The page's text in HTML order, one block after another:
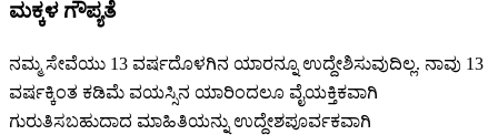
ಮಕ್ಕಳ ಗೌಪ್ಯತೆ
ನಮ್ಮ ಸೇವೆಯು 13 ವರ್ಷದೊಳಗಿನ ಯಾರನ್ನೂ ಉದ್ದೇಶಿಸುವುದಿಲ್ಲ. ನಾವು 13
ವರ್ಷಕ್ಕಿಂತ ಕಡಿಮೆ ವಯಸ್ಸಿನ ಯಾರಿಂದಲೂ ವೈಯಕ್ತಿಕವಾಗಿ
ಗುರುತಿಸಬಹುದಾದ ಮಾಹಿತಿಯನ್ನು ಉದ್ದೇಶಪೂರ್ವಕವಾಗಿ